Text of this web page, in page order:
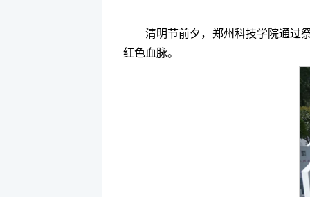
清明节前夕，郑州科技学院通过
红色血脉。